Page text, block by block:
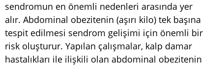
sendromun en önemli nedenleri arasında yer
alır. Abdominal obezitenin (aşırı kilo) tek başına
tespit edilmesi sendrom gelişimi için önemli bir
risk oluşturur. Yapılan çalışmalar, kalp damar
hastalıkları ile ilişkili olan abdominal obezitenin